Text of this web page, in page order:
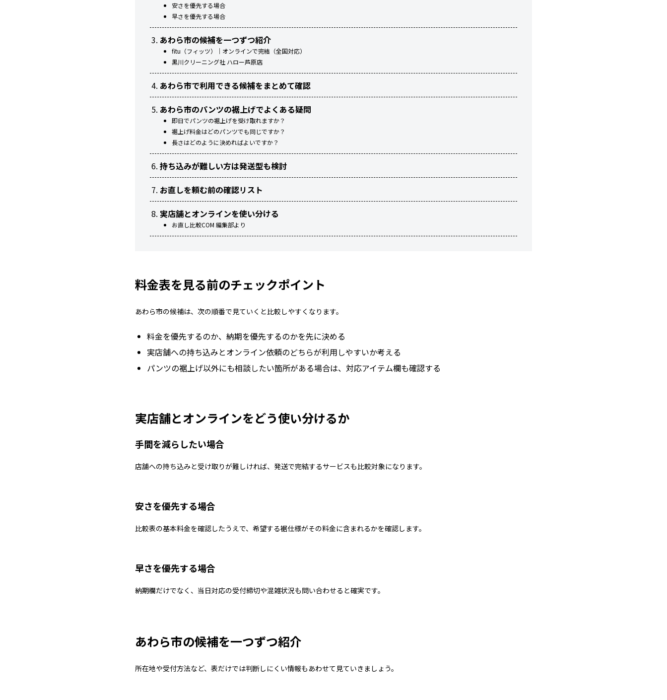
安さを優先する場合
早さを優先する場合
あわら市の候補を一つずつ紹介
fitu（フィッツ）｜オンラインで完結（全国対応）
黒川クリーニング社 ハロー芦原店
あわら市で利用できる候補をまとめて確認
あわら市のパンツの裾上げでよくある疑問
即日でパンツの裾上げを受け取れますか？
裾上げ料金はどのパンツでも同じですか？
長さはどのように決めればよいですか？
持ち込みが難しい方は発送型も検討
お直しを頼む前の確認リスト
実店舗とオンラインを使い分ける
お直し比較COM 編集部より
料金表を見る前のチェックポイント
あわら市の候補は、次の順番で見ていくと比較しやすくなります。
料金を優先するのか、納期を優先するのかを先に決める
実店舗への持ち込みとオンライン依頼のどちらが利用しやすいか考える
パンツの裾上げ以外にも相談したい箇所がある場合は、対応アイテム欄も確認する
実店舗とオンラインをどう使い分けるか
手間を減らしたい場合
店舗への持ち込みと受け取りが難しければ、発送で完結するサービスも比較対象になります。
安さを優先する場合
比較表の基本料金を確認したうえで、希望する裾仕様がその料金に含まれるかを確認します。
早さを優先する場合
納期欄だけでなく、当日対応の受付締切や混雑状況も問い合わせると確実です。
あわら市の候補を一つずつ紹介
所在地や受付方法など、表だけでは判断しにくい情報もあわせて見ていきましょう。